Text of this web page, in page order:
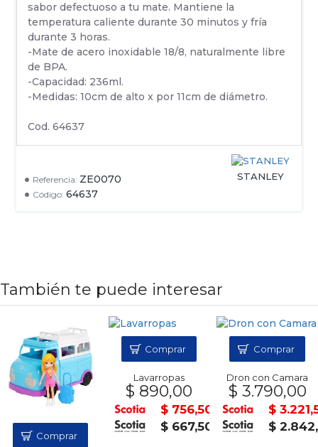
Referencia: ZE0070
Código: 64637
STANLEY
sabor defectuoso a tu mate. Mantiene la
temperatura caliente durante 30 minutos y fría
durante 3 horas.
-Mate de acero inoxidable 18/8, naturalmente libre
de BPA.
-Capacidad: 236ml.
-Medidas: 10cm de alto x por 11cm de diámetro.
Cod. 64637
También te puede interesar
Comprar
Lavarropas
$ 890,00
$ 756,50
$ 667,50
Comprar
Dron con Camara
$ 3.790,00
$
$
Comprar